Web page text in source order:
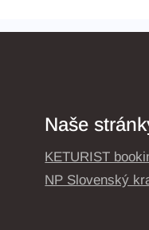
Naše
KETURIST
NP Slovenský